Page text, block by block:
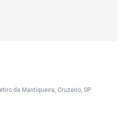
da Mantiqueira, Cruzeiro, SP